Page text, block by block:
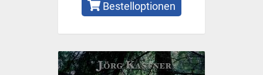
Bestelloptionen